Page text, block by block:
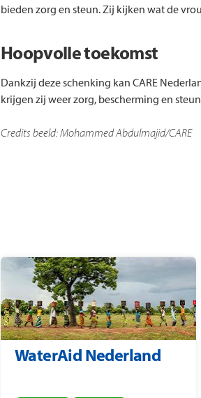
bieden zorg en steun. Zij kijken wat de
Hoopvolle toekomst
Dankzij deze schenking kan CARE
krijgen zij weer zorg, bescherming en
Credits beeld: Mohammed Abdulmajid/CARE
WaterAid Nederland